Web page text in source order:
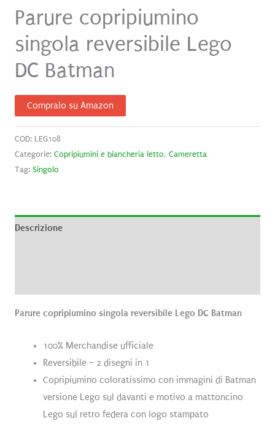
Parure copripiumino
singola reversibile Lego
DC Batman
Compralo su Amazon
COD: LEG108
Categorie: Copripiumini e biancheria letto, Cameretta
Tag: Singolo
Descrizione
Parure copripiumino singola reversibile Lego DC Batman
100% Merchandise ufficiale
Reversibile – 2 disegni in 1
Copripiumino coloratissimo con immagini di Batman
versione Lego sul davanti e motivo a mattoncino
Lego sul retro federa con logo stampato